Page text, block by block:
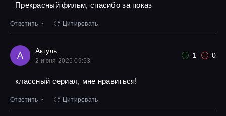
Прекрасный фильм, спасибо за показ
Ответить Цитировать
А Акгуль
2 июня 2025 09:53
1 0
классный сериал, мне нравиться!
Ответить Цитировать